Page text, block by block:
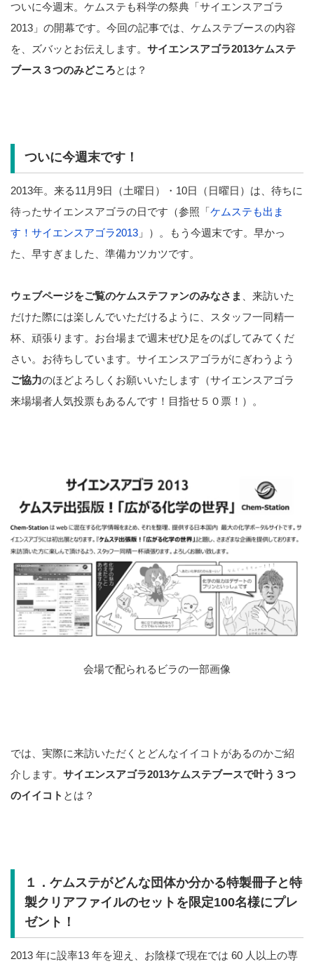
ついに今週末。ケムステも科学の祭典「サイエンスアゴラ
2013」の開幕です。今回の記事では、ケムステブースの内容
を、ズバッとお伝えします。 サイエンスアゴラ2013ケムステ
ブース３つのみどころとは？
ついに今週末です！
2013年。来る11月9日（土曜日）・10日（日曜日）は、待ちに
待ったサイエンスアゴラの日です（参照「ケムステも出ま
す！サイエンスアゴラ2013 」）。もう今週末です。早かっ
た、早すぎました、準備カツカツです。
ウェブページをご覧のケムステファンのみなさま
、来訪いた
だけた際には楽しんでいただけるように、スタッフ一同精一
杯、頑張ります。お台場まで週末ぜひ足をのばしてみてくだ
さい。お待ちしています。サイエンスアゴラがにぎわうよう
ご協力のほどよろしくお願いいたします（サイエンスアゴラ
来場場者人気投票もあるんです！目指せ５０票！）。
会場で配られるビラの一部画像
では、実際に来訪いただくとどんなイイコトがあるのかご紹
介します。 サイエンスアゴラ2013ケムステブースで叶う３つ
のイイコト とは？
１．ケムステがどんな団体か分かる特製冊子と特
製クリアファイルのセットを限定100名様にプレ
ゼント！
2013 年に設率13 年を迎え、お陰様で現在では 60 人以上の専